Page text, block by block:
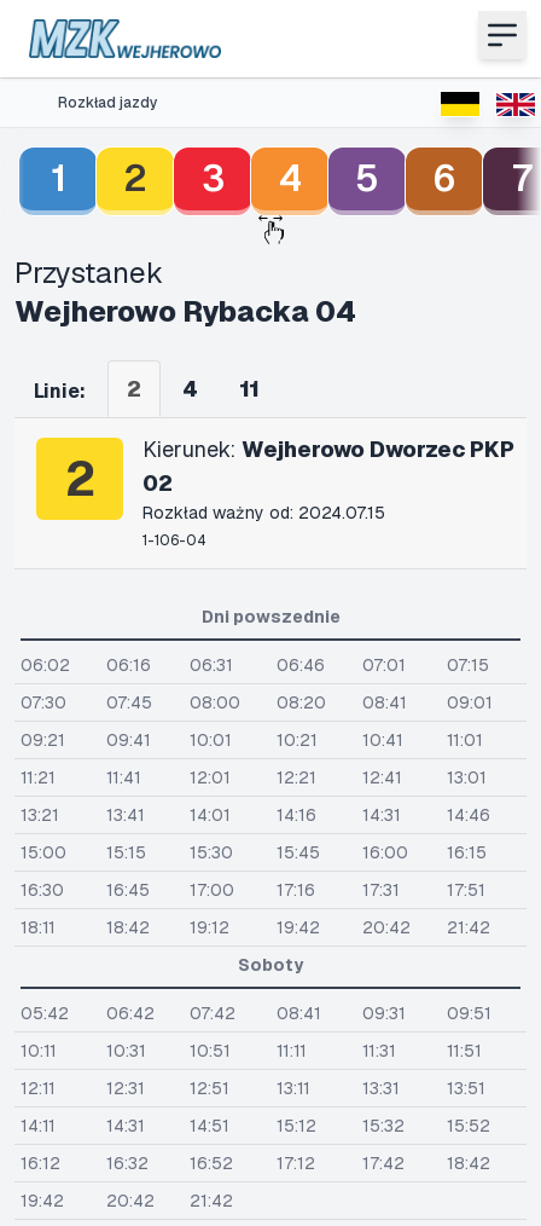
Rozkład jazdy
1 2 3 4 5 6 7
Przystanek
Wejherowo Rybacka 04
Linie: 2 4 11
2 Kierunek: Wejherowo Dworzec PKP
02
Rozkład ważny od: 2024.07.15
1-106-04
Dni powszednie
06:02 06:16 06:31 06:46 07:01
07:15
07:30
07:45 08:00 08:20 08:41
09:01
09:21
09:41 10:01 10:21 10:41
11:01
11:21
11:41 12:01 12:21 12:41
13:01
13:21
13:41 14:01 14:16 14:31
14:46
15:00
15:15 15:30 15:45 16:00
16:15
16:30
16:45 17:00 17:16 17:31
17:51
18:11
18:42 19:12 19:42 20:42
21:42
Soboty
05:42 06:42 07:42 08:41 09:31
09:51
10:11
10:31 10:51 11:11 11:31
11:51
12:11
12:31 12:51 13:11 13:31
13:51
14:11
14:31 14:51 15:12 15:32
15:52
16:12
16:32 16:52 17:12 17:42
18:42
19:42
20:42
21:42